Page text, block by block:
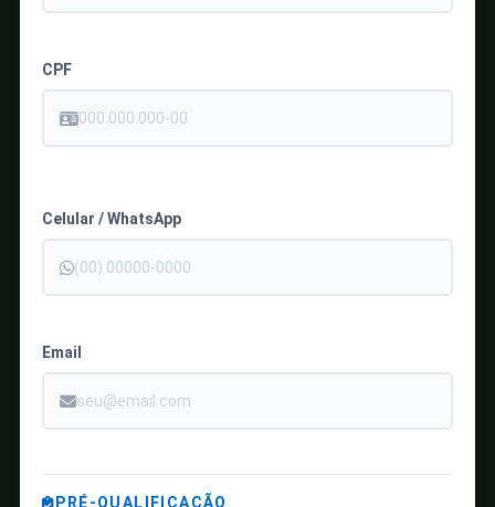
CPF
Celular / WhatsApp
Email
PRÉ-QUALIFICAÇÃO